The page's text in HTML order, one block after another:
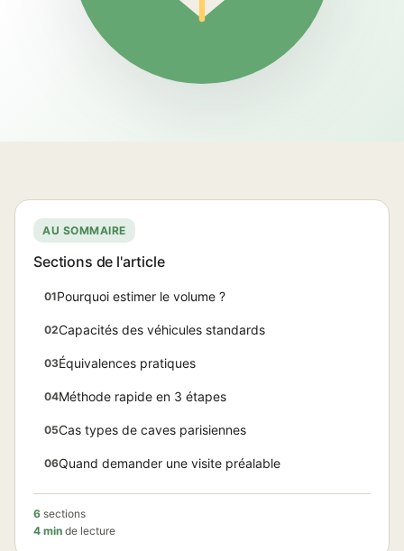
AU SOMMAIRE
Sections de l'article
01Pourquoi estimer le volume ?
02Capacités des véhicules standards
03Équivalences pratiques
04Méthode rapide en 3 étapes
05Cas types de caves parisiennes
06Quand demander une visite préalable
6 sections
4 min de lecture